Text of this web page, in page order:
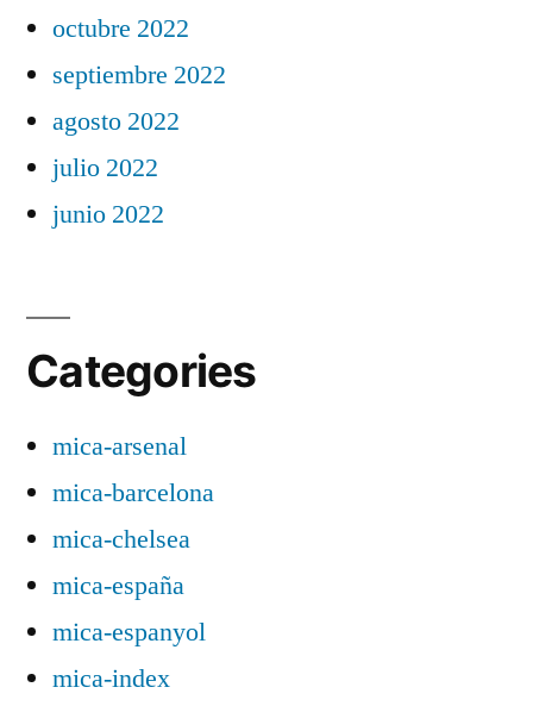
octubre 2022
septiembre 2022
agosto 2022
julio 2022
junio 2022
Categories
mica-arsenal
mica-barcelona
mica-chelsea
mica-españa
mica-espanyol
mica-index